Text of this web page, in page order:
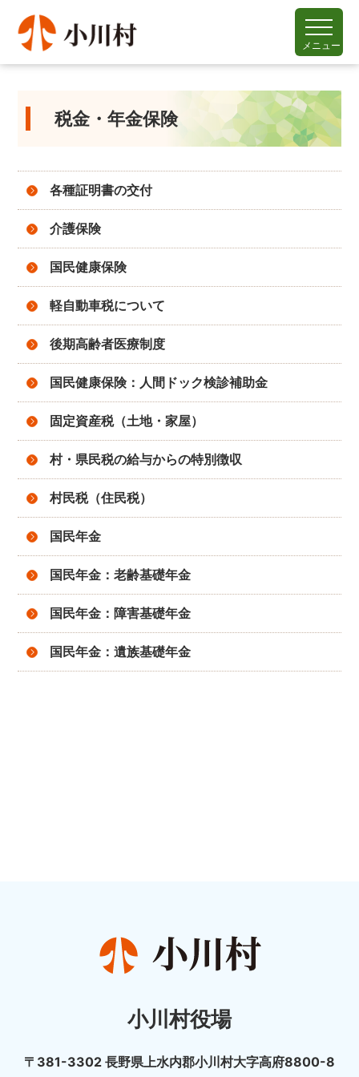
メニュー
税金・年金保険
各種証明書の交付
介護保険
国民健康保険
軽自動車税について
後期高齢者医療制度
国民健康保険：人間ドック検診補助金
固定資産税（土地・家屋）
村・県民税の給与からの特別徴収
村民税（住民税）
国民年金
国民年金：老齢基礎年金
国民年金：障害基礎年金
国民年金：遺族基礎年金
小川村役場
〒381-3302 長野県上水内郡小川村大字高府8800-8